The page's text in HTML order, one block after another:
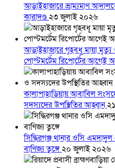
আড়াইহাজারে ভ্রাম্যমাণ
কারাদণ্ড২৩ জুলাই ২০২৬
আড়াইহাজারে গৃহবধূ মায়া মৃত্যু
পোস্টমর্টেম রিপোর্টের আগেই
কালাপাহাড়িয়ায় আবাবিল
সদস্যদের উপস্থিতির আহ্বান
সিদ্ধিরগঞ্জ থানার ওসি
বাণিজ্য তুঙ্গে২০ জুলাই ২০২৬